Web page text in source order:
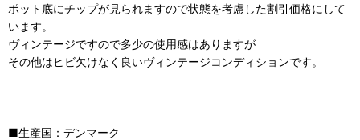
ポット底にチップが見られますので状態を考慮した割引価格にして
います。
ヴィンテージですので多少の使用感はありますが
その他はヒビ欠けなく良いヴィンテージコンディションです。
■生産国：デンマーク